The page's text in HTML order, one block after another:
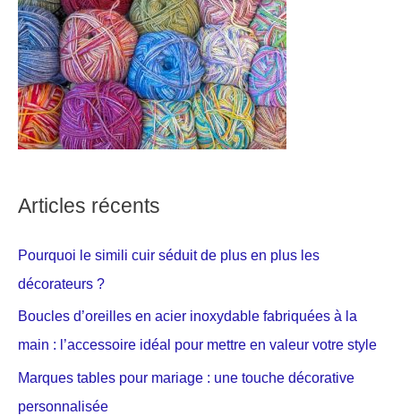
Articles récents
Pourquoi le simili cuir séduit de plus en plus les
décorateurs ?
Boucles d’oreilles en acier inoxydable fabriquées à la
main : l’accessoire idéal pour mettre en valeur votre style
Marques tables pour mariage : une touche décorative
personnalisée